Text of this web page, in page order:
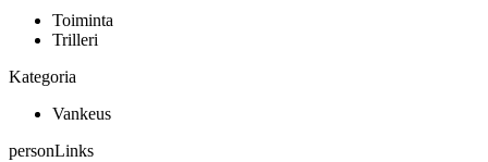
Toiminta
Trilleri
Kategoria
Vankeus
personLinks